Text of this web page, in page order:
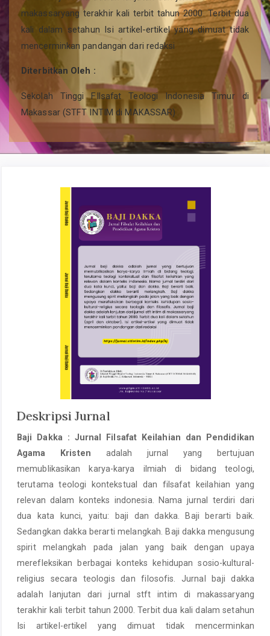
makassaryang terakhir kali terbit tahun 2000. Terbit dua
kali dalam setahun Isi artikel-ertikel yang dimuat tidak
mencerminkan pandangan dari redaksi
Diterbitkan Oleh :
Sekolah Tinggi FIlsafat Teologi Indonesia Timur di
Makassar (STFT INTIM di MAKASSAR)
Deskripsi Jurnal
Baji Dakka : Jurnal Filsafat Keilahian dan Pendidikan
Agama Kristen adalah jurnal yang bertujuan
memublikasikan karya-karya ilmiah di bidang teologi,
terutama teologi kontekstual dan filsafat keilahian yang
relevan dalam konteks indonesia. Nama jurnal terdiri dari
dua kata kunci, yaitu: baji dan dakka. Baji berarti baik.
Sedangkan dakka berarti melangkah. Baji dakka mengusung
spirit melangkah pada jalan yang baik dengan upaya
merefleksikan berbagai konteks kehidupan sosio-kultural-
religius secara teologis dan filosofis. Jurnal baji dakka
adalah lanjutan dari jurnal stft intim di makassaryang
terakhir kali terbit tahun 2000. Terbit dua kali dalam setahun
Isi artikel-ertikel yang dimuat tidak mencerminkan